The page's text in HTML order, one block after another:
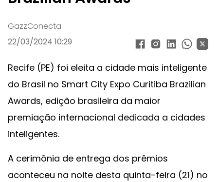
GazzConecta
22/03/2024 10:29
Recife (PE) foi eleita a cidade mais inteligente
do Brasil no Smart City Expo Curitiba Brazilian
Awards, edição brasileira da maior
premiação internacional dedicada a cidades
inteligentes.
A cerimônia de entrega dos prêmios
aconteceu na noite desta quinta-feira (21) no